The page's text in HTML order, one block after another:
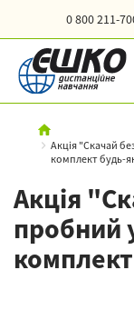
0 800 211-
Акція "Скачай
комплект будь-
Акція
пробний